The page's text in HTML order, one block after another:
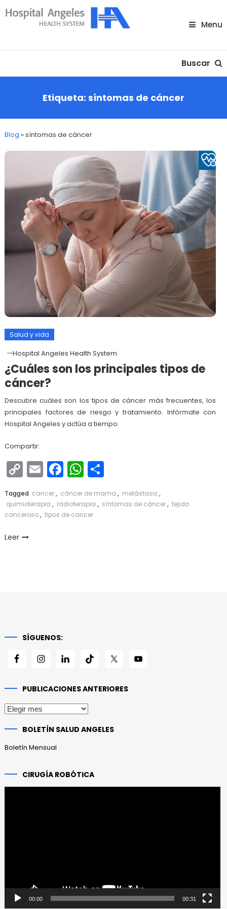
Skip
To
Menu
Buscar
Etiqueta: síntomas de cáncer
Blog »síntomas de cáncer
Salud y vida
Hospital Angeles Health System
¿Cuáles son los principales tipos de
cáncer?
Descubre cuáles son los tipos de cáncer más frecuentes, los
principales factores de riesgo y tratamiento. Infórmate con
Hospital Angeles y actúa a tiempo.
Compartir:
Copy
Link
EmailFacebook
WhatsApp
Compartir
Tagged cancer, cáncer de mama , metástasis ,
quimioterapia , radioterapia , síntomas de cáncer, tejido
canceroso, tipos de cancer
Leer
SÍGUENOS:
PUBLICACIONES ANTERIORES
Publicaciones
BOLETÍN SALUD ANGELES
Boletín Mensual
CIRUGÍA ROBÓTICA
00:00 00:31